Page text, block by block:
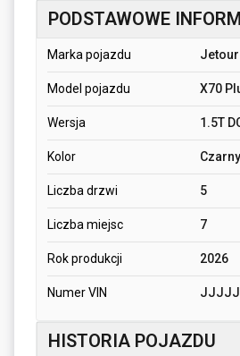
PODSTAWOWE
Marka pojazdu Jetour
Model pojazdu X70
Wersja 1.5T
Kolor Czarny
Liczba drzwi 5
Liczba miejsc 7
Rok produkcji 2026
Numer VIN
HISTORIA POJAZDU